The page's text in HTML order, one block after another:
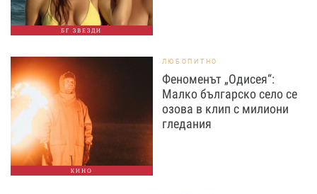
БГ ЗВЕЗДИ
КИНО
ЛЮБОПИТНО
Феноменът „Одисея“:
Малко българско село се
озова в клип с милиони
гледания